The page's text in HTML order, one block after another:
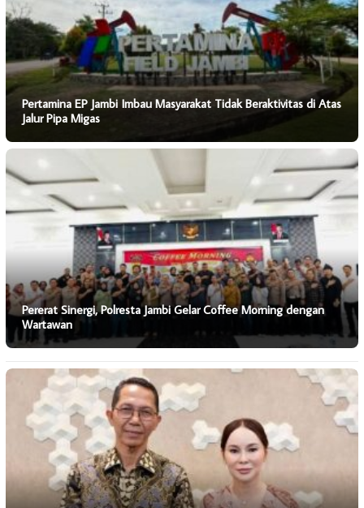
Pertamina EP Jambi Imbau Masyarakat Tidak Beraktivitas di Atas
Jalur Pipa Migas
Pererat Sinergi, Polresta Jambi Gelar Coffee Morning dengan
Wartawan